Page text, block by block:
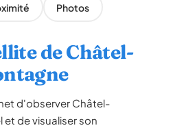
Photos
de Châtel-
d'observer Châtel-
de visualiser son